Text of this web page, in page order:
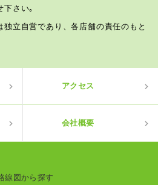
下さい｡
立自営であり、各店舗の責任のもと
アクセス
会社概要
線図から探す